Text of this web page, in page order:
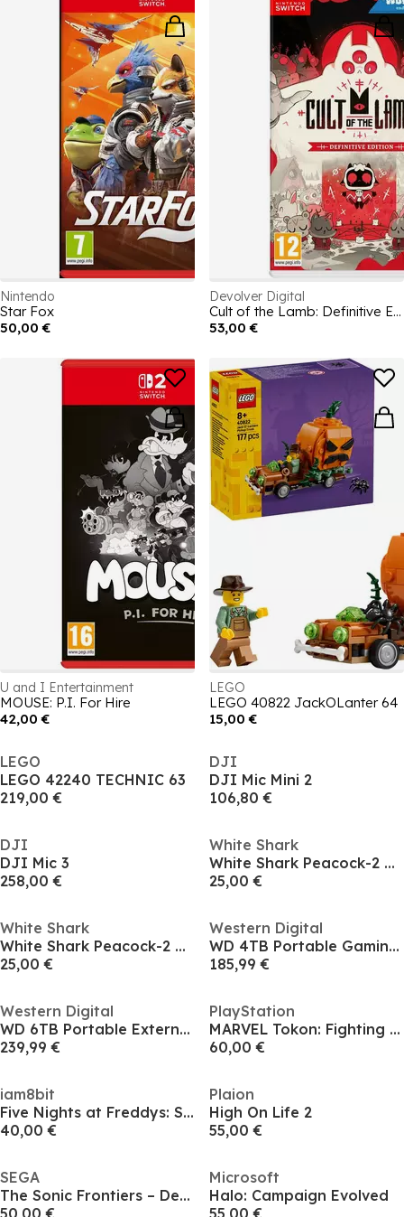
Nintendo
Star Fox
50,00 €
Devolver Digital
Cult of the Lamb: Definitive Edition
53,00 €
U and I Entertainment
MOUSE: P.I. For Hire
42,00 €
LEGO
LEGO 40822 JackOLanter 64
15,00 €
LEGO
LEGO 42240 TECHNIC 63
219,00 €
DJI
DJI Mic Mini 2
106,80 €
DJI
DJI Mic 3
258,00 €
White Shark
White Shark Peacock-2 Gaming Headset
25,00 €
White Shark
White Shark Peacock-2 Gaming Headset
25,00 €
Western Digital
WD 4TB Portable Gaming Hard Drive
185,99 €
Western Digital
WD 6TB Portable External Hard Drive
239,99 €
PlayStation
MARVEL Tokon: Fighting Souls
60,00 €
iam8bit
Five Nights at Freddys: Secret of the Mimic
40,00 €
Plaion
High On Life 2
55,00 €
SEGA
The Sonic Frontiers – Definitive Edition
50,00 €
Microsoft
Halo: Campaign Evolved
55,00 €